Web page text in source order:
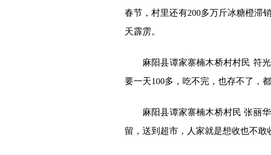
春节，村里还有200多万斤冰糖橙滞
天霹雳。
麻阳县谭家寨楠木桥村村民 符
要一天100多，吃不完，也存不了，
麻阳县谭家寨楠木桥村民 张丽
留，送到超市，人家就是想收也不敢